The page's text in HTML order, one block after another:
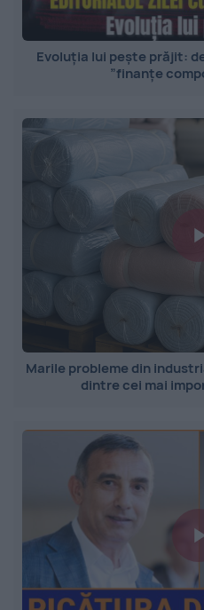
Evoluția lui pește prăjit:
”finanțe
Marile probleme din
dintre cei mai